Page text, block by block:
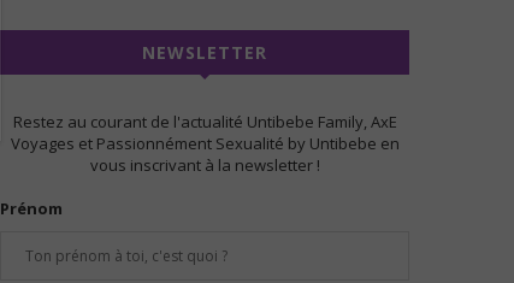
NEWSLETTER
Restez au courant de l'actualité Untibebe Family, AxE
Voyages et Passionnément Sexualité by Untibebe en
vous inscrivant à la newsletter !
Prénom